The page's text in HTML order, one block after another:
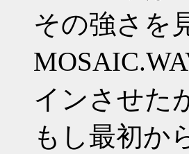
その強さを
インさせた
もし最初か